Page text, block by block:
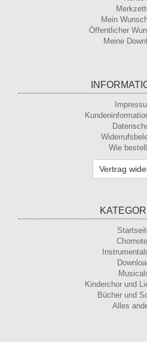
Mein
Öffentlicher
Meine
Wie
Vertrag
Kinderchor und
Bücher und
Alles